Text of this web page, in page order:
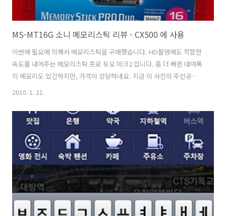
MS-MT16G 소니 메모리스틱 리뷰 - CX500 에 사용
이번에 필요에 의해서 메모리스틱을 구매했습니다. HD촬영에도 적합한
속도를 내어주는 메모리스틱 프로 듀오 마크2 입니다. 좀 더 빠른 대여폭
의 메모리도 있긴하지만, 가격이 상당하네요. 지금 이 사진의 주인공인
메모리스틱 듀오도 용량에 비해서는 가격은 좀 하는 편입니다. 메모리스
며 기본적으로는 FAT32 로 파일시스템이 되어있네요. 크기는 크지 않고
색은 완전 까만색으로 모양은 이쁘네요. 바로 꽂아보았습니다.
16,129,392,640 바이트로 나오는군요. FAT32 파일 시스템 때문에 디캠
으로 긴 영상을 직을때 제한이 걸리지 않을까 조금 걱정은 되지만 한번
여러가지 테스트를 해보겠습니다. CrystalDiskMark 2.1 돌려보았습..
2010. 1. 21.